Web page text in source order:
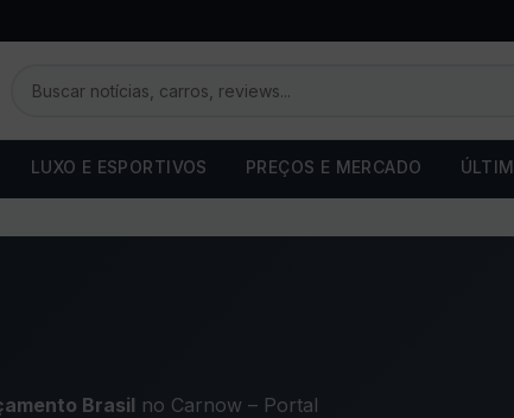
LUXO E ESPORTIVOS PREÇOS E MERCADO
Brasil no Carnow – Portal